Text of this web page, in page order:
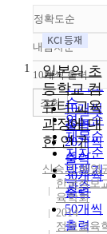
정확도순
정확도
순
인기도
순
연도순
제목순
저자순
발행기
관순
내림차순
내림차
10개씩 출력
10개씩
출력
20개씩
출력
30개씩
출력
50개씩
출력
조회
1
일본의 초
등학교 컴
퓨터 교육
과정에 대
한 연구
신승기,배영
한국정보
육학회
2014
정보교육